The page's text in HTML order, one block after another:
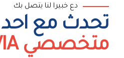
دع خبيرا لنا يتصل بك
تحدث مع احد
متخصصي VIA اليوم